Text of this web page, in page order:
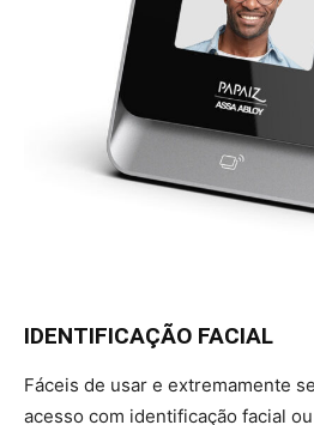
IDENTIFICAÇÃO FACIAL
Fáceis de usar e extremamente
acesso com identificação facial